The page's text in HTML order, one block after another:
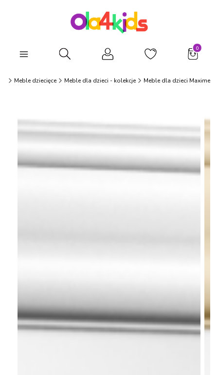
Otwórz wyszukiwarkę
Meble dziecięce Meble dla dzieci - kolekcje Meble dla dzieci Maxime